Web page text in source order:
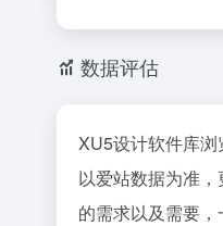
数据评估
XU5设计软件库
以爱站数据为准
的需求以及需要